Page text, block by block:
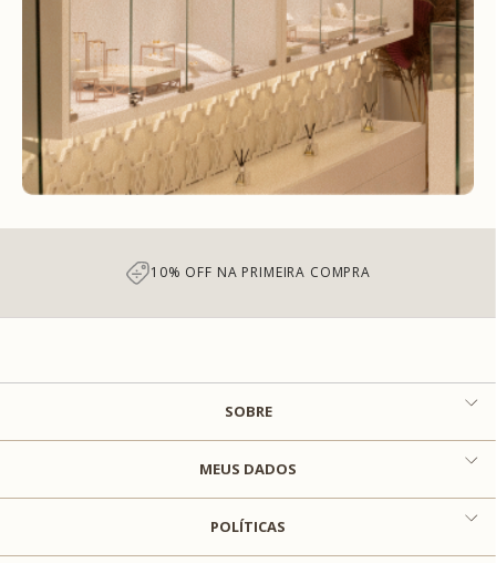
7% DE DESCONTO NO PIX
SOBRE
MEUS DADOS
POLÍTICAS